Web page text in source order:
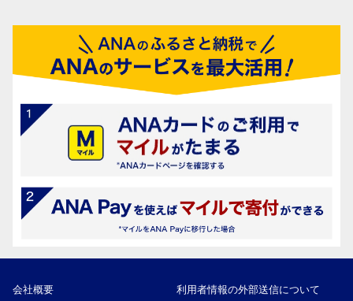
会社概要 利用者情報の外部送信について